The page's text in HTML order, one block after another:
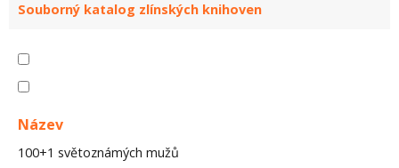
Souborný katalog zlínských knihoven
Název
100+1 světoznámých mužů